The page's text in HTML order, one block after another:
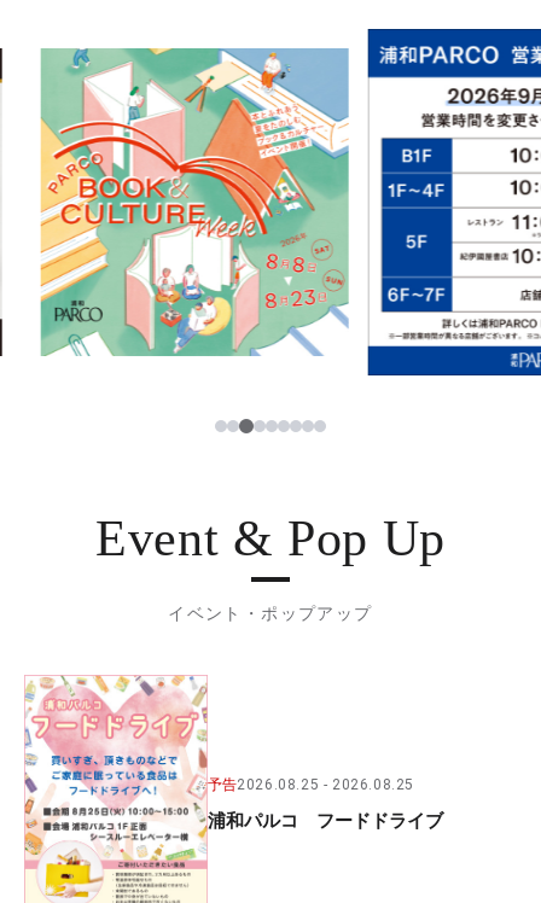
ニュース
レストラン・カフェ
TAX FREE
PARCOメンバーズ
JP
한국어
ภาษาไทย
日本語
12345678
Event & Pop Up
イベント・ポップアップ
予告2026.08.25 2026.08.25
浦和パルコ フードドライブ